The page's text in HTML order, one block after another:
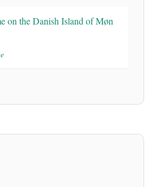
on the Danish Island of Møn